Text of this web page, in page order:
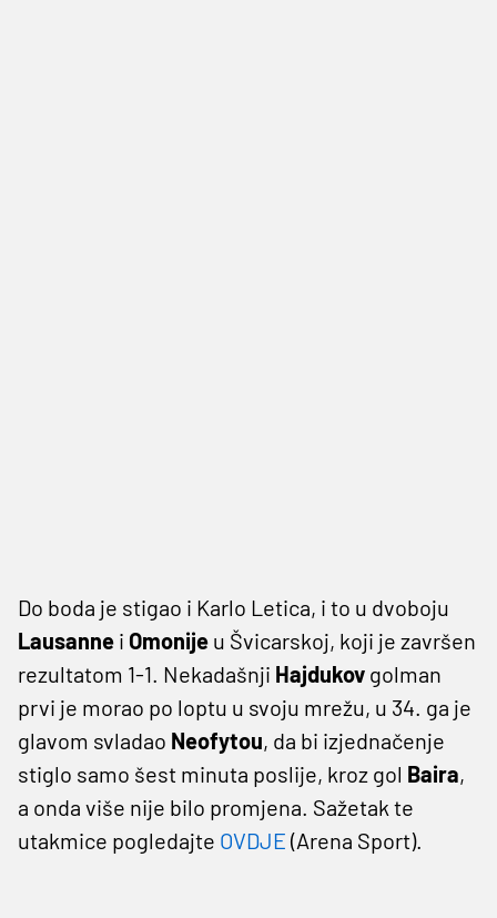
Do boda je stigao i Karlo Letica, i to u dvoboju
Lausanne i Omonije u Švicarskoj, koji je završen
rezultatom 1-1. Nekadašnji Hajdukov golman
prvi je morao po loptu u svoju mrežu, u 34. ga je
glavom svladao Neofytou, da bi izjednačenje
stiglo samo šest minuta poslije, kroz gol Baira,
a onda više nije bilo promjena. Sažetak te
utakmice pogledajte OVDJE (Arena Sport).